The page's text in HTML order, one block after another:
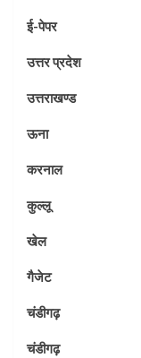
ई-पेपर
उत्तर प्रदेश
उत्तराखण्ड
ऊना
करनाल
कुल्लू
खेल
गैजेट
चंडीगढ़
चंडीगढ़